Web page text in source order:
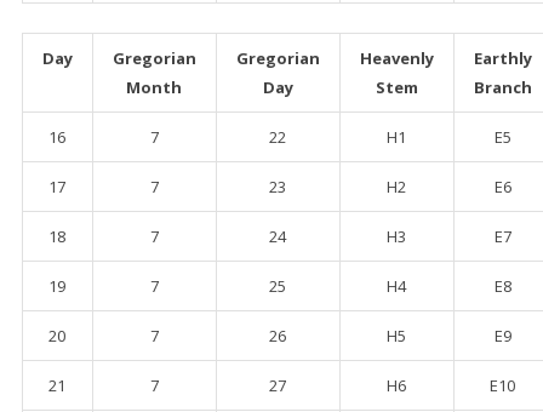
Day
Gregorian
Month
Gregorian
Day
Heavenly
Stem
Earthly
Branch
16 7 22 H1 E5
17 7 23 H2 E6
18 7 24 H3 E7
19 7 25 H4 E8
20 7 26 H5 E9
21 7 27 H6 E10